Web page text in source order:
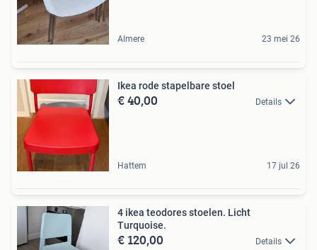
Almere 23 mei 26
Ikea rode stapelbare stoel
€ 40,00 Details
Hattem 17 jul 26
4 ikea teodores stoelen. Licht
Turquoise.
€ 120,00 Details